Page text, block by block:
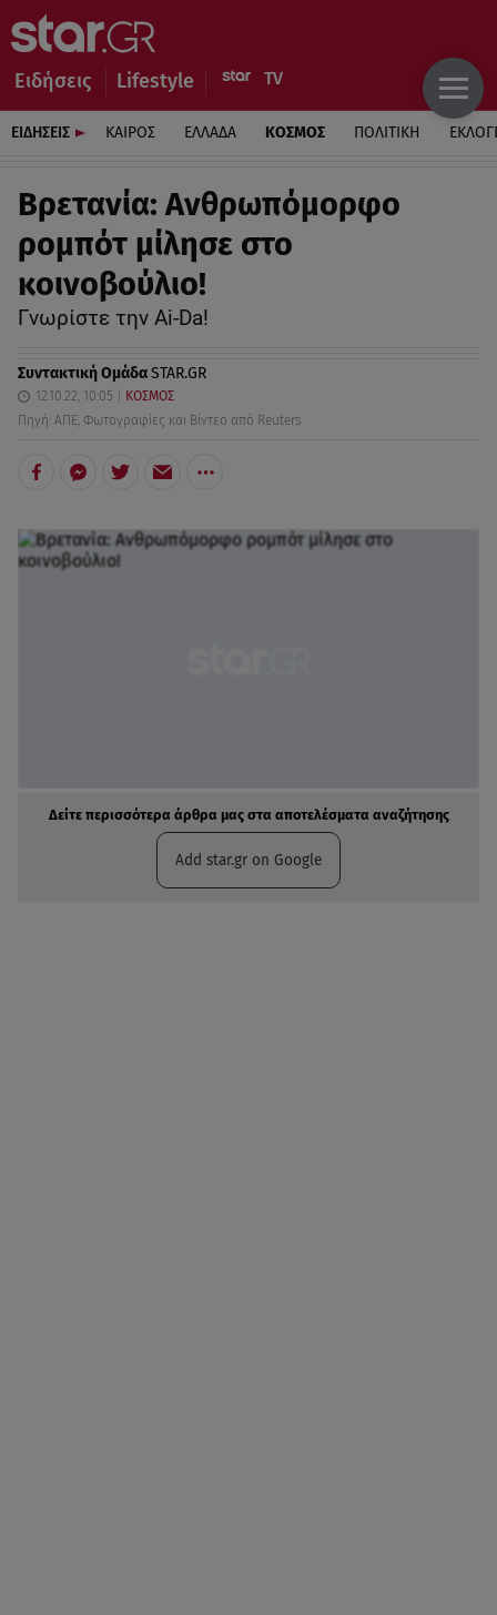
Ειδήσεις Lifestyle
ΕΙΔΗΣΕΙΣ ΚΑΙΡΟΣ ΕΛΛΑΔΑ ΚΟΣΜΟΣ ΠΟΛΙΤΙΚΗ
Βρετανία: Ανθρωπόμορφο
ρομπότ μίλησε στο
κοινοβούλιο!
Γνωρίστε την Ai-Da!
Συντακτική ΟμάδαSTAR.GR
12.10.22, 10:05
ΚΟΣΜΟΣ
Πηγή: ΑΠΕ, Φωτογραφίες και Βίντεο από Reuters
Δείτε περισσότερα άρθρα μας στα αποτελέσματα αναζήτησης
Add star.gr on Google